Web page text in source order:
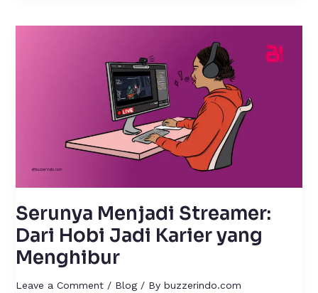
Serunya Menjadi Streamer:
Dari Hobi Jadi Karier yang
Menghibur
Leave a Comment / Blog/ By buzzerindo.com